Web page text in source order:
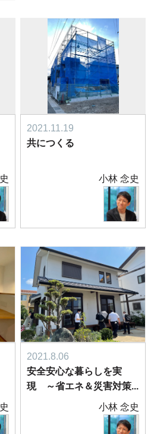
2021.11.19
共につくる
小林 念史
2021.8.06
安全安心な暮らしを実
現 ～省エネ＆災害対策...
小林 念史